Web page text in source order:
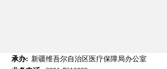
承办: 新疆维吾尔自治区医疗保障局办公室